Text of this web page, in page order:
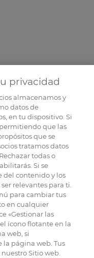
privacidad
almacenamos y
datos de
en tu dispositivo. Si
que las
que se
tratamos datos
todas o
Si se
del contenido y los
relevantes para ti.
para cambiar tus
en cualquier
«Gestionar las
ícono flotante en la
web, si
la página web. Tus
Sitio web.